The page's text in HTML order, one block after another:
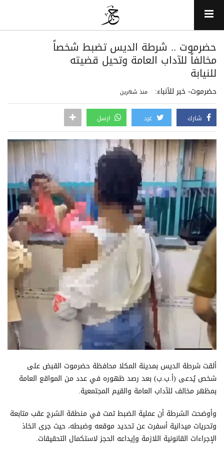
حضرموت .. شرطة الديس تضبط شخصاً
مخالفاً للآداب العامة وتحيل قضيته
للنيابة
حضرموت- خبر للأنباء: منذ شهرين
شارك غرد ارسل
ألقت شرطة الديس بمدينة المكلا محافظة حضرموت القبض على
شخص يُدعى (أ.ب.ب) بعد رصد ظهوره في عدد من المواقع العامة
بمظهر مخالف للآداب العامة والقيم المجتمعية.
وأوضحت الشرطة أن عملية الضبط تمت في منطقة الشرج عقب متابعة
وتحريات ميدانية أسفرت عن تحديد موقعه وضبطه، حيث جرى اتخاذ
الإجراءات القانونية اللازمة وإيداعه الحجز لاستكمال التحقيقات.